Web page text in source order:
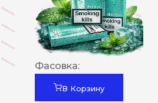
Фасовка:
В Корзину